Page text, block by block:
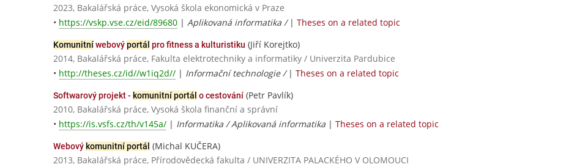
2023, Bakalářská práce, Vysoká škola ekonomická v Praze
• https://vskp.vse.cz/eid/89680 | Aplikovaná informatika / | Theses on a related topic
Komunitníwebovýportál pro fitness a kulturistiku (Jiří Korejtko)
2014, Bakalářská práce, Fakulta elektrotechniky a informatiky / Univerzita Pardubice
• http://theses.cz/id//w1iq2d// | Informační technologie / | Theses on a related topic
Softwarový projekt - komunitní portál o cestování (Petr Pavlík)
2010, Bakalářská práce, Vysoká škola finanční a správní
• https://is.vsfs.cz/th/v145a/ | Informatika / Aplikovaná informatika | Theses on a related topic
Webový komunitní portál (Michal KUČERA)
2013, Bakalářská práce, Přírodovědecká fakulta / UNIVERZITA PALACKÉHO V OLOMOUCI